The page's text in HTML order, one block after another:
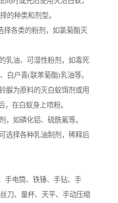
的种类和剂型。
择各类的粉剂，如氯菊酯灭
乳油、可湿性粉剂，如毒死
白户喜(联苯菊酯)乳油等。
脲为原料的灭白蚁饵剂或用
在白蚁身上喷粉。
，如磷化铝、硫酰氟等。
选择各种乳油制剂，稀释后
手电筒、铁锤、手钻、手
刀、量杯、天平、手动压缩